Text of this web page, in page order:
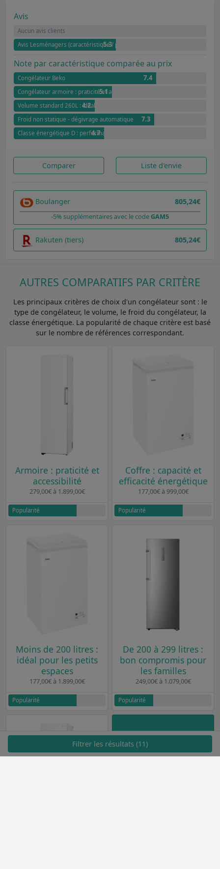
Avis
Aucun avis clients
Avis Lesménagers (caractéristique / prix)
5.3
Note par caractéristique comparée au prix
Congélateur Beko 7.4
Congélateur armoire : praticité et accessibilité
5.1
Volume standard 260L : idéal pour les petits espaces
4.2
Froid non statique - dégivrage automatique 7.3
Classe énergétique D : performance acceptable
4.7
Comparer Liste d'envie
Boulanger 805,24€
-5% supplémentaires avec le codeGAM5
Rakuten (tiers) 805,24€
Filtrer les résultats (11)
AUTRES COMPARATIFS PAR CRITÈRE
Les principaux critères de choix d'un congélateur sont : le
type de congélateur, le volume, le froid du congélateur, la
classe énergétique. La popularité de chaque critère est basé
sur le nombre de références correspondant.
Armoire : praticité et
accessibilité
279,00€ à 1.899,00€
Popularité
Coffre : capacité et
efficacité énergétique
177,00€ à 999,00€
Popularité
Moins de 200 litres :
idéal pour les petits
espaces
177,00€ à 1.899,00€
Popularité
De 200 à 299 litres :
bon compromis pour
les familles
249,00€ à 1.079,00€
Popularité